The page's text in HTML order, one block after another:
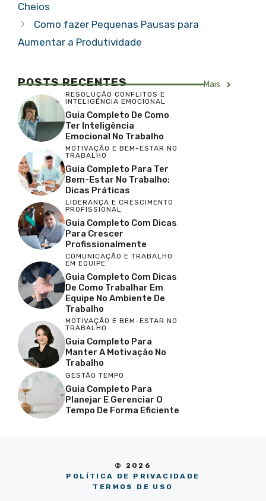
Cheios
Como fazer Pequenas Pausas para
Aumentar a Produtividade
POSTS RECENTES Mais
RESOLUÇÃO CONFLITOS E
INTELIGÊNCIA EMOCIONAL
Guia Completo De Como
Ter Inteligência
Emocional No Trabalho
MOTIVAÇÃO E BEM-ESTAR NO
TRABALHO
Guia Completo Para Ter
Bem-Estar No Trabalho:
Dicas Práticas
LIDERANÇA E CRESCIMENTO
PROFISSIONAL
Guia Completo Com Dicas
Para Crescer
Profissionalmente
COMUNICAÇÃO E TRABALHO
EM EQUIPE
Guia Completo Com Dicas
De Como Trabalhar Em
Equipe No Ambiente De
Trabalho
MOTIVAÇÃO E BEM-ESTAR NO
TRABALHO
Guia Completo Para
Manter A Motivação No
Trabalho
GESTÃO TEMPO
Guia Completo Para
Planejar E Gerenciar O
Tempo De Forma Eficiente
© 2026
POLÍTICA DE PRIVACIDADE
TERMOS DE USO